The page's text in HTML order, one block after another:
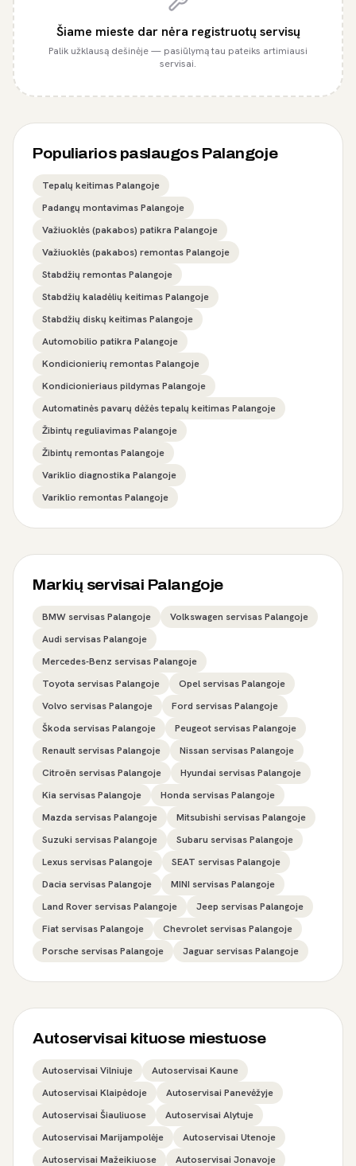
Šiame mieste dar nėra registruotų servisų
Palik užklausą dešinėje — pasiūlymą tau pateiks artimiausi
servisai.
Populiarios paslaugos Palangoje
Tepalų keitimas Palangoje
Padangų montavimas Palangoje
Važiuoklės (pakabos) patikra Palangoje
Važiuoklės (pakabos) remontas Palangoje
Stabdžių remontas Palangoje
Stabdžių kaladėlių keitimas Palangoje
Stabdžių diskų keitimas Palangoje
Automobilio patikra Palangoje
Kondicionierių remontas Palangoje
Kondicionieriaus pildymas Palangoje
Automatinės pavarų dėžės tepalų keitimas Palangoje
Žibintų reguliavimas Palangoje
Žibintų remontas Palangoje
Variklio diagnostika Palangoje
Variklio remontas Palangoje
Markių servisai Palangoje
BMW servisas Palangoje
Volkswagen servisas Palangoje
Audi servisas Palangoje
Mercedes-Benz servisas Palangoje
Toyota servisas Palangoje
Opel servisas Palangoje
Volvo servisas Palangoje
Ford servisas Palangoje
Škoda servisas Palangoje
Peugeot servisas Palangoje
Renault servisas Palangoje
Nissan servisas Palangoje
Citroën servisas Palangoje
Hyundai servisas Palangoje
Kia servisas Palangoje
Honda servisas Palangoje
Mazda servisas Palangoje
Mitsubishi servisas Palangoje
Suzuki servisas Palangoje
Subaru servisas Palangoje
Lexus servisas Palangoje
SEAT servisas Palangoje
Dacia servisas Palangoje
MINI servisas Palangoje
Land Rover servisas Palangoje
Jeep servisas Palangoje
Fiat servisas Palangoje
Chevrolet servisas Palangoje
Porsche servisas Palangoje
Jaguar servisas Palangoje
Autoservisai kituose miestuose
Autoservisai Vilniuje
Autoservisai Kaune
Autoservisai Klaipėdoje
Autoservisai Panevėžyje
Autoservisai Šiauliuose
Autoservisai Alytuje
Autoservisai Marijampolėje
Autoservisai Utenoje
Autoservisai Mažeikiuose
Autoservisai Jonavoje